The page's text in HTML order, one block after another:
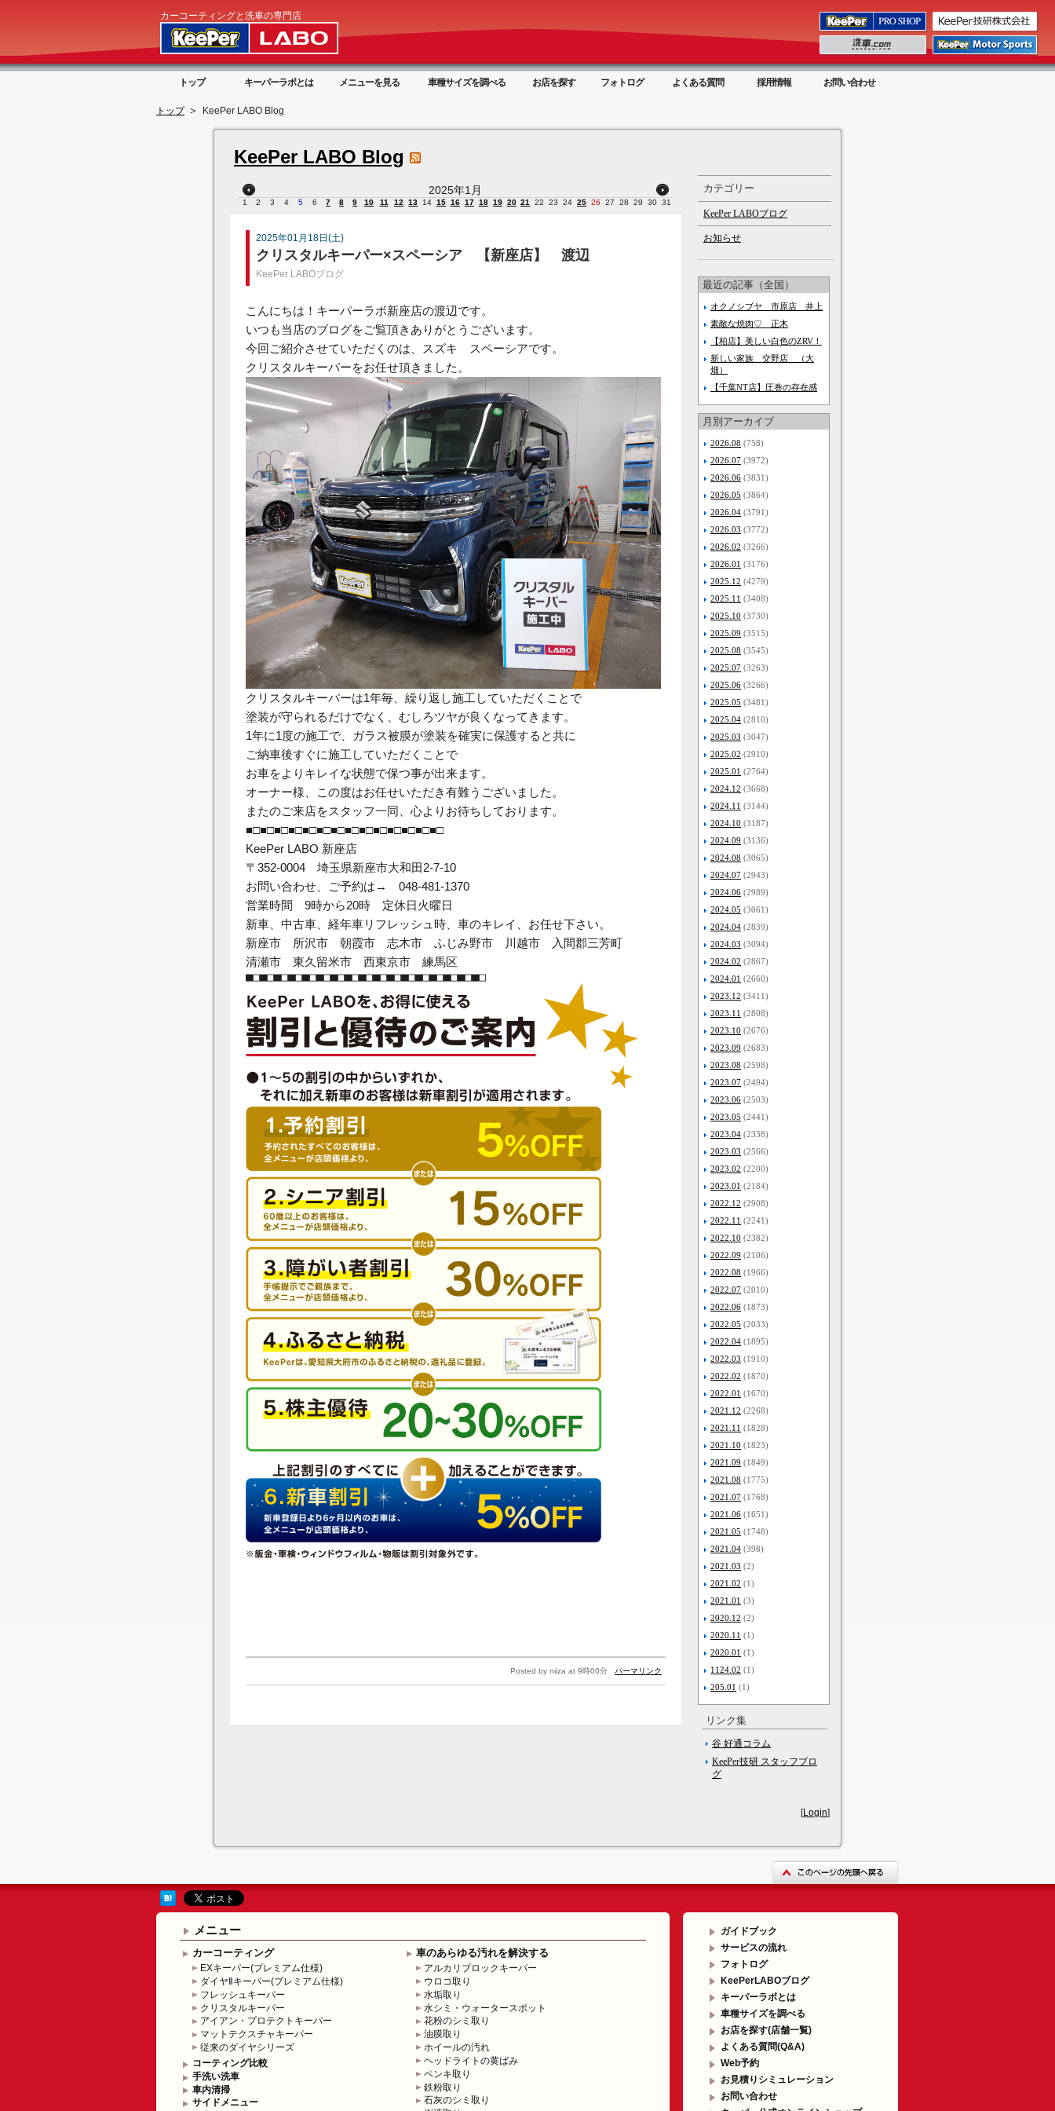
カーコーティングと洗車の専門店
トップ キーパーラボとは メニューを見る 車種サイズを調べる お店を探す フォトログ よくある質問 採用情報 お問い合わせ
トップ KeePer LABO Blog
KeePer LABO Blog
2025年1月
1 2 3 4 5 6 7 8 9 10 11 12 13 14 15 16 17 18 19 20 21 22 23 24 25 26 27 28 29 30 31
2025年01月18日(土)
クリスタルキーパー×スペーシア 【新座店】 渡辺
KeePer LABOブログ
こんにちは！キーパーラボ新座店の渡辺です。
いつも当店のブログをご覧頂きありがとうございます。
今回ご紹介させていただくのは、スズキ スペーシアです。
クリスタルキーパーをお任せ頂きました。
クリスタルキーパーは1年毎、繰り返し施工していただくことで
塗装が守られるだけでなく、むしろツヤが良くなってきます。
1年に1度の施工で、ガラス被膜が塗装を確実に保護すると共に
ご納車後すぐに施工していただくことで
お車をよりキレイな状態で保つ事が出来ます。
オーナー様、この度はお任せいただき有難うございました。
またのご来店をスタッフ一同、心よりお待ちしております。
■□■□■□■□■□■□■□■□■□■□■□■□■□■□
KeePer LABO 新座店
〒352-0004 埼玉県新座市大和田2-7-10
お問い合わせ、ご予約は→ 048-481-1370
営業時間 9時から20時 定休日火曜日
新車、中古車、経年車リフレッシュ時、車のキレイ、お任せ下さい。
新座市 所沢市 朝霞市 志木市 ふじみ野市 川越市 入間郡三芳町
清瀬市 東久留米市 西東京市 練馬区
■□■□■□■□■□■□■□■□■□■□■□■□■□■□■□■□■□
Posted by niiza at 9時00分 パーマリンク
カテゴリー
KeePer LABOブログ
お知らせ
最近の記事（全国）
オクノシブヤ 市原店 井上
素敵な焼肉♡ 正木
【柏店】美しい白色のZRV！
新しい家族 交野店 （大
畑）
【千葉NT店】圧巻の存在感
月別アーカイブ
2026.08 (758)
2026.07 (3972)
2026.06 (3831)
2026.05 (3864)
2026.04 (3791)
2026.03 (3772)
2026.02 (3266)
2026.01 (3176)
2025.12 (4279)
2025.11 (3408)
2025.10 (3730)
2025.09 (3515)
2025.08 (3545)
2025.07 (3263)
2025.06 (3266)
2025.05 (3481)
2025.04 (2810)
2025.03 (3047)
2025.02 (2910)
2025.01 (2764)
2024.12 (3668)
2024.11 (3144)
2024.10 (3187)
2024.09 (3136)
2024.08 (3065)
2024.07 (2943)
2024.06 (2989)
2024.05 (3061)
2024.04 (2839)
2024.03 (3094)
2024.02 (2867)
2024.01 (2660)
2023.12 (3411)
2023.11 (2808)
2023.10 (2676)
2023.09 (2683)
2023.08 (2598)
2023.07 (2494)
2023.06 (2503)
2023.05 (2441)
2023.04 (2338)
2023.03 (2566)
2023.02 (2200)
2023.01 (2184)
2022.12 (2908)
2022.11 (2241)
2022.10 (2382)
2022.09 (2106)
2022.08 (1966)
2022.07 (2010)
2022.06 (1873)
2022.05 (2033)
2022.04 (1895)
2022.03 (1910)
2022.02 (1870)
2022.01 (1670)
2021.12 (2268)
2021.11 (1828)
2021.10 (1823)
2021.09 (1849)
2021.08 (1775)
2021.07 (1768)
2021.06 (1651)
2021.05 (1748)
2021.04 (398)
2021.03 (2)
2021.02 (1)
2021.01 (3)
2020.12 (2)
2020.11 (1)
2020.01 (1)
1124.02 (1)
205.01 (1)
リンク集
谷 好通コラム
KeePer技研 スタッフブロ
グ
[Login]
メニュー
カーコーティング
EXキーパー(プレミアム仕様)
ダイヤⅡキーパー(プレミアム仕様)
フレッシュキーパー
クリスタルキーパー
アイアン・プロテクトキーパー
マットテクスチャキーパー
従来のダイヤシリーズ
コーティング比較
手洗い洗車
車内清掃
サイドメニュー
車のあらゆる汚れを解決する
アルカリブロックキーパー
ウロコ取り
水垢取り
水シミ・ウォータースポット
花粉のシミ取り
油膜取り
ホイールの汚れ
ヘッドライトの黄ばみ
ペンキ取り
鉄粉取り
石灰のシミ取り
ガイドブック
サービスの流れ
フォトログ
KeePerLABOブログ
キーパーラボとは
車種サイズを調べる
お店を探す(店舗一覧)
よくある質問(Q&A)
Web予約
お見積りシミュレーション
お問い合わせ